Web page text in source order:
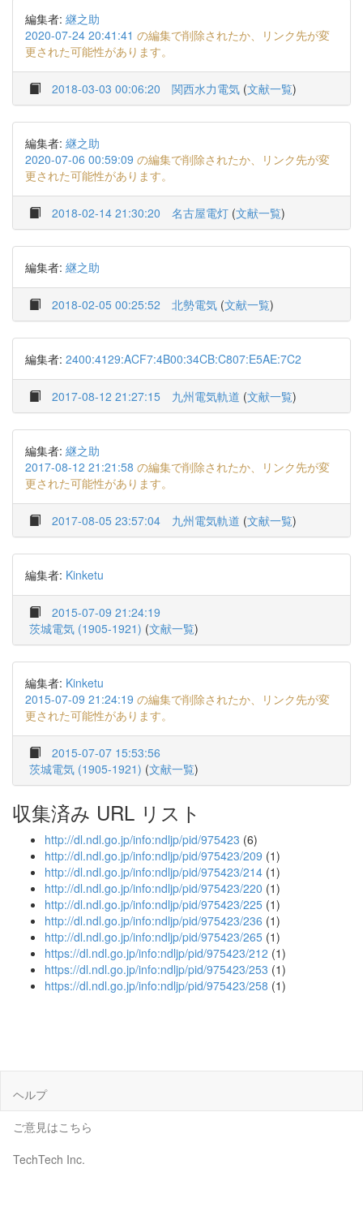
編集者: 継之助
2020-07-24 20:41:41 の編集で削除されたか、リンク先が変
更された可能性があります。
2018-03-03 00:06:20 関西水力電気 (文献一覧)
編集者: 継之助
2020-07-06 00:59:09 の編集で削除されたか、リンク先が変
更された可能性があります。
2018-02-14 21:30:20 名古屋電灯 (文献一覧)
編集者: 継之助
2018-02-05 00:25:52 北勢電気 (文献一覧)
編集者: 2400:4129:ACF7:4B00:34CB:C807:E5AE:7C2
2017-08-12 21:27:15 九州電気軌道 (文献一覧)
編集者: 継之助
2017-08-12 21:21:58 の編集で削除されたか、リンク先が変
更された可能性があります。
2017-08-05 23:57:04 九州電気軌道 (文献一覧)
編集者: Kinketu
2015-07-09 21:24:19
茨城電気 (1905-1921) (文献一覧)
編集者: Kinketu
2015-07-09 21:24:19 の編集で削除されたか、リンク先が変
更された可能性があります。
2015-07-07 15:53:56
茨城電気 (1905-1921) (文献一覧)
収集済み URL リスト
http://dl.ndl.go.jp/info:ndljp/pid/975423 (6)
http://dl.ndl.go.jp/info:ndljp/pid/975423/209 (1)
http://dl.ndl.go.jp/info:ndljp/pid/975423/214 (1)
http://dl.ndl.go.jp/info:ndljp/pid/975423/220 (1)
http://dl.ndl.go.jp/info:ndljp/pid/975423/225 (1)
http://dl.ndl.go.jp/info:ndljp/pid/975423/236 (1)
http://dl.ndl.go.jp/info:ndljp/pid/975423/265 (1)
https://dl.ndl.go.jp/info:ndljp/pid/975423/212 (1)
https://dl.ndl.go.jp/info:ndljp/pid/975423/253 (1)
https://dl.ndl.go.jp/info:ndljp/pid/975423/258 (1)
ヘルプ
ご意見はこちら
TechTech Inc.